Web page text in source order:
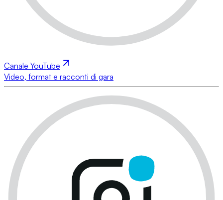
Canale YouTube
Video, format e racconti di gara